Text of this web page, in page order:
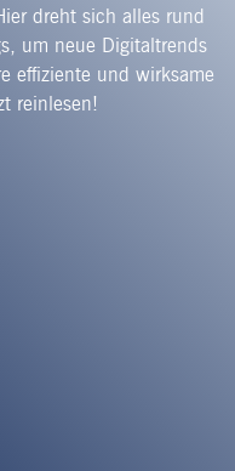
dreht sich alles rund
um neue Digitaltrends
effiziente und wirksame
reinlesen!